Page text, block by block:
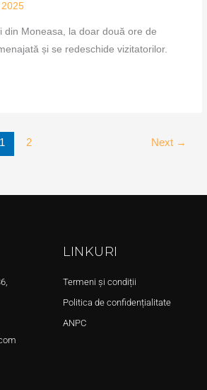
din Moneasa, la doar două ore de
și se redeschide vizitatorilor.
1 2 Next →
LINKURI
Termeni și condiții
Politica de confidențialitate
ANPC